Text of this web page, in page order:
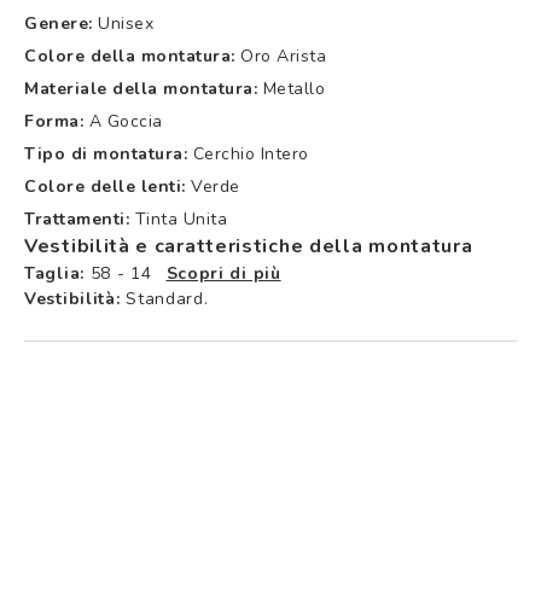
Genere: Unisex
Colore della montatura: Oro Arista
Materiale della montatura: Metallo
Forma: A Goccia
Tipo di montatura: Cerchio Intero
Colore delle lenti: Verde
Trattamenti: Tinta Unita
Vestibilità e caratteristiche della montatura
Taglia: 58 - 14
Scopri di più
Vestibilità: Standard.